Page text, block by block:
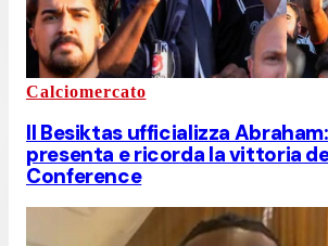
Calciomercato
Il Besiktas ufficializza Abraham:
presenta e ricorda la vittoria
Conference